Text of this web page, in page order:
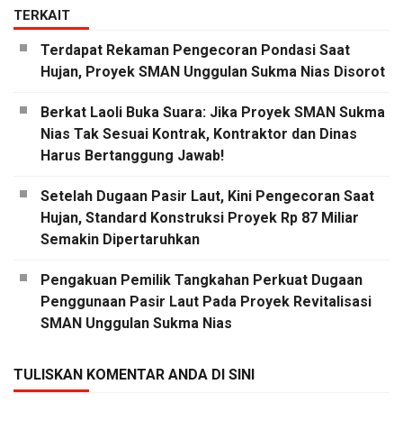
TERKAIT
Terdapat Rekaman Pengecoran Pondasi Saat
Hujan, Proyek SMAN Unggulan Sukma Nias Disorot
Berkat Laoli Buka Suara: Jika Proyek SMAN Sukma
Nias Tak Sesuai Kontrak, Kontraktor dan Dinas
Harus Bertanggung Jawab!
Setelah Dugaan Pasir Laut, Kini Pengecoran Saat
Hujan, Standard Konstruksi Proyek Rp 87 Miliar
Semakin Dipertaruhkan
Pengakuan Pemilik Tangkahan Perkuat Dugaan
Penggunaan Pasir Laut Pada Proyek Revitalisasi
SMAN Unggulan Sukma Nias
TULISKAN KOMENTAR ANDA DI SINI